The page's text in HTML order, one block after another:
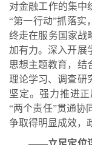
对金融工作的集中
“第一行动”抓落实
终走在服务国家战
加有力。深入开展
思想主题教育，结
理论学习、调查研
坚定。强力推进
“两个责任”贯通协
争取得明显成效，